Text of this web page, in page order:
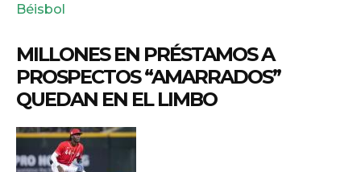
Béisbol
MILLONES EN PRÉSTAMOS A
PROSPECTOS “AMARRADOS”
QUEDAN EN EL LIMBO